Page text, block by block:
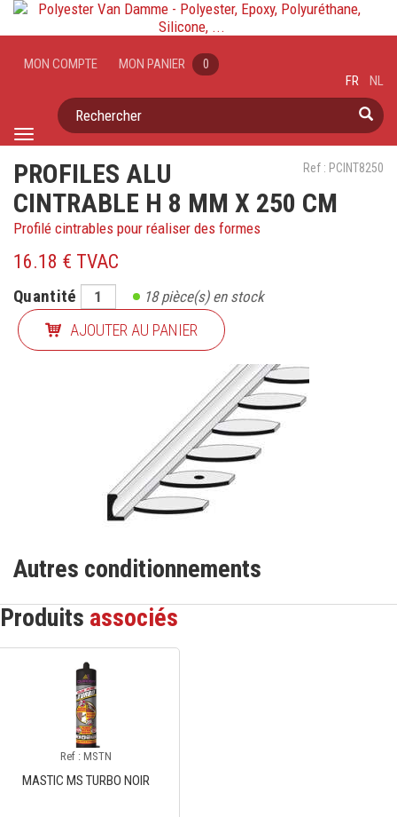
Toggle
MON COMPTE MON PANIER 0
Rechercher
FR NL
Ref : PCINT8250
PROFILES ALU
CINTRABLE H 8 MM X 250 CM
Profilé cintrables pour réaliser des formes
16.18 € TVAC
Quantité 18pièce(s) en stock
AJOUTER AU PANIER
Autres conditionnements
Produits associés
Ref : MSTN
MASTIC MS TURBO NOIR